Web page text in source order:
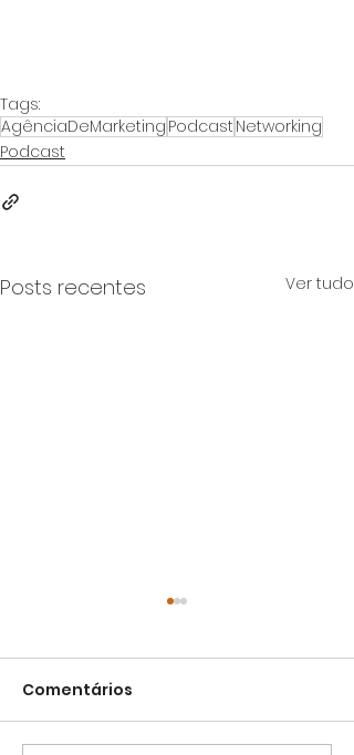
Tags:
AgênciaDeMarketing Podcast Networking
Podcast
Posts recentes Ver tudo
Comentários